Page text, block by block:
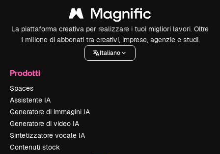
La piattaforma creativa per realizzare i tuoi migliori lavori. Oltre
1 milione di abbonati tra creativi, imprese, agenzie e studi.
Italiano
Prodotti
Spaces
Assistente IA
Generatore di immagini IA
Generatore di video IA
Sintetizzatore vocale IA
Contenuti stock